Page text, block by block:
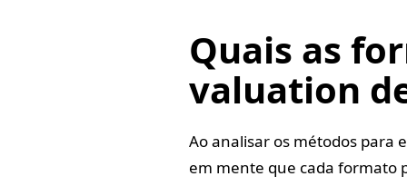
Quais as
valuation
Ao analisar os métodos para
em mente que cada formato